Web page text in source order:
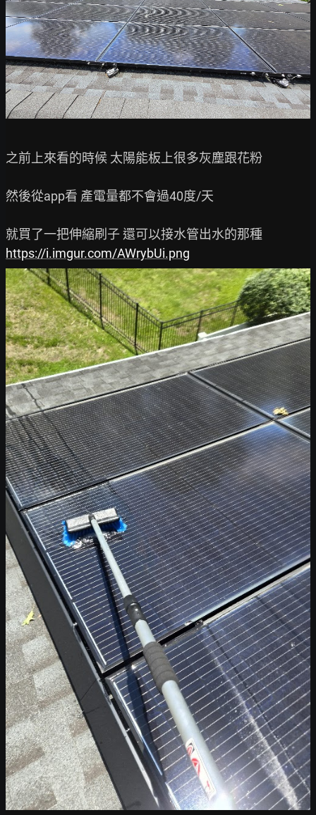
之前上來看的時候 太陽能板上很多灰塵跟花粉
然後從app看 產電量都不會過40度/天
https://i.imgur.com/AWrybUi.png